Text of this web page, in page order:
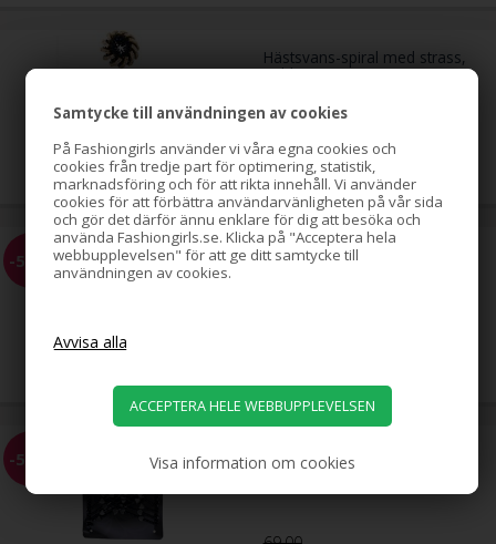
Samtycke till användningen av cookies
På Fashiongirls använder vi våra egna cookies och
cookies från tredje part för optimering, statistik,
marknadsföring och för att rikta innehåll. Vi använder
cookies för att förbättra användarvänligheten på vår sida
och gör det därför ännu enklare för dig att besöka och
använda Fashiongirls.se. Klicka på "Acceptera hela
webbupplevelsen" för att ge ditt samtycke till
användningen av cookies.
Visa information om cookies
Hästsvans-spiral med strass,
guld
79,00 SEK
-51% Hästsvans-spiral med strass,
-58% EZ Combs elastisk hårkam,
svart, 2-pack